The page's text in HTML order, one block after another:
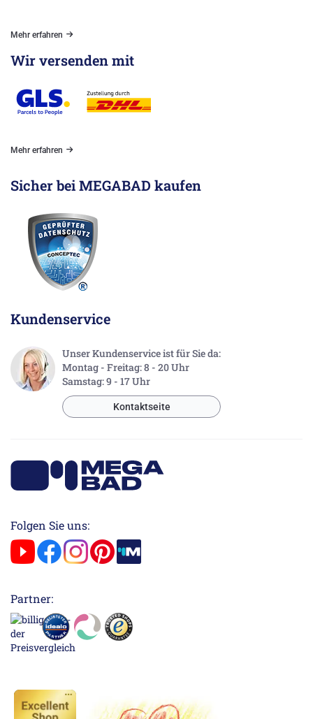
Mehr erfahren
Wir versenden mit
Mehr erfahren
Sicher bei MEGABAD kaufen
Kundenservice
Unser Kundenservice ist für Sie da:
Montag - Freitag: 8 - 20 Uhr
Samstag: 9 - 17 Uhr
Kontaktseite
Folgen Sie uns:
Partner: